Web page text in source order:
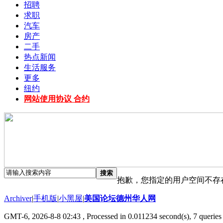
招聘
求职
汽车
房产
二手
热点新闻
生活服务
更多
纽约
网站使用协议 合约
搜索
抱歉，您指定的用户空间不存
Archiver|手机版|小黑屋|美国论坛德州华人网
GMT-6, 2026-8-8 02:43 , Processed in 0.011234 second(s), 7 queries